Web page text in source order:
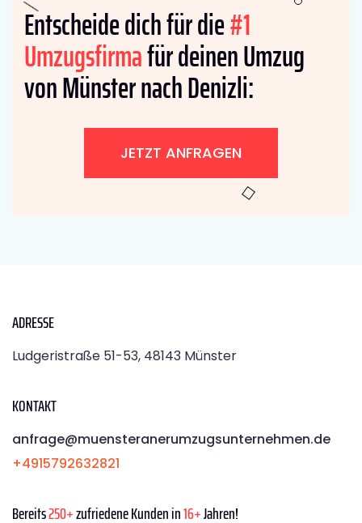
Entscheide dich für die#1
Umzugsfirmafür deinen Umzug
von Münster nach Denizli:
JETZT ANFRAGEN
ADRESSE
Ludgeristraße 51-53, 48143 Münster
KONTAKT
anfrage@muensteranerumzugsunternehmen.de
+4915792632821
Bereits250+zufriedene Kunden in16+Jahren!